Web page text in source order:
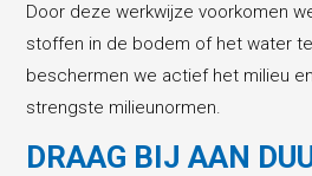
Door deze werkwijze voorkomen
stoffen in de bodem of het water
beschermen we actief het milieu
strengste milieunormen.
DRAAG BIJ AAN